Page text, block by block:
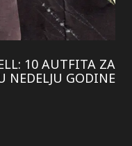
10 AUTFITA ZA
NEDELJU GODINE